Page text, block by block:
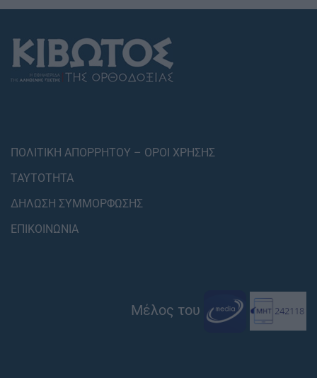
ΠΟΛΙΤΙΚΗ ΑΠΟΡΡΗΤΟΥ – ΟΡΟΙ ΧΡΗΣΗΣ
ΤΑΥΤΟΤΗΤΑ
ΔΗΛΩΣΗ ΣΥΜΜΟΡΦΩΣΗΣ
ΕΠΙΚΟΙΝΩΝΙΑ
Μέλος του